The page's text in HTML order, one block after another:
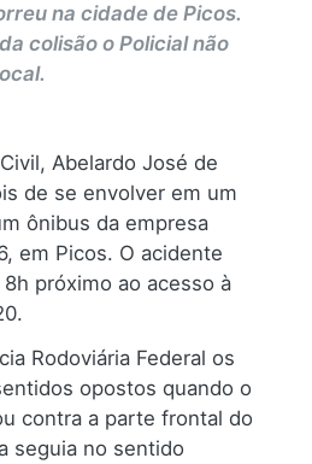
na cidade de Picos.
colisão o Policial não
Abelardo José de
de se envolver em um
ônibus da empresa
em Picos. O acidente
próximo ao acesso à
Rodoviária Federal os
opostos quando o
contra a parte frontal do
seguia no sentido